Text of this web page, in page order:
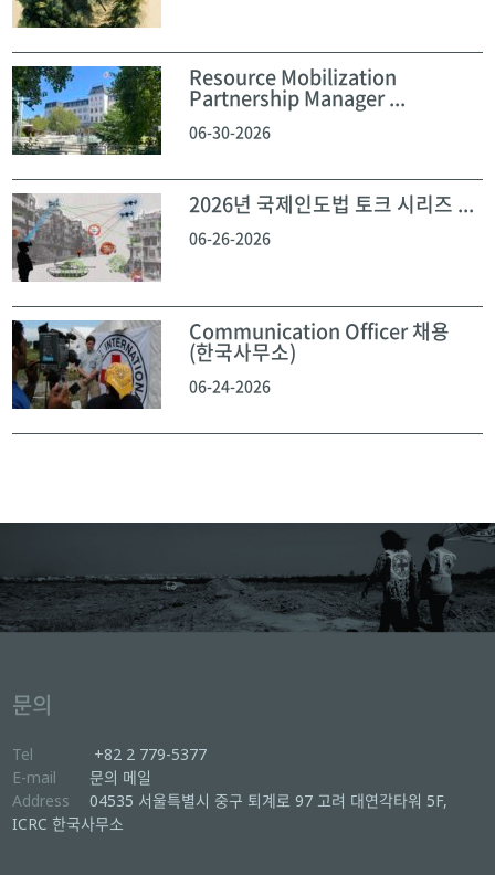
Resource Mobilization
Partnership Manager ...
06-30-2026
2026년 국제인도법 토크 시리즈 ...
06-26-2026
Communication Officer 채용
(한국사무소)
06-24-2026
문의
Tel
+82 2 779-5377
E-mail
문의 메일
Address
04535 서울특별시 중구 퇴계로 97 고려 대연각타워 5F,
ICRC 한국사무소